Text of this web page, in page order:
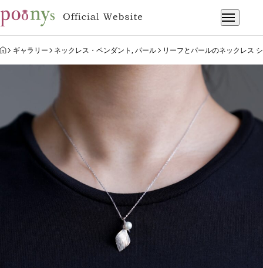
HOME
ギャラリー ネックレス・ペンダント ,パール リーフとパールのネックレス